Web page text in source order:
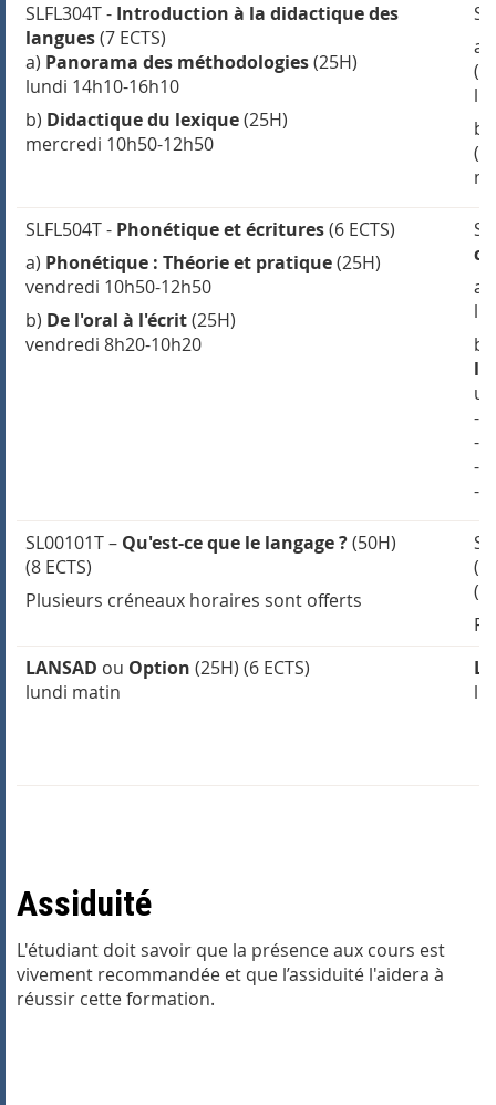
SLFL304T - Introduction à la didactique des
langues(7 ECTS)
a) Panorama des méthodologies(25H)
lundi 14h10-16h10
b) Didactique du lexique(25H)
mercredi 10h50-12h50
a)
b)
SLFL504T - Phonétique et écritures(6 ECTS)
a) Phonétique : Théorie et pratique(25H)
vendredi 10h50-12h50
b) De l'oral à l'écrit(25H)
vendredi 8h20-10h20
a)
b)
-
-
-
-
SL00101T – Qu'est-ce que le langage ?(50H)
(8 ECTS)
Plusieurs créneaux horaires sont offerts
(8
LANSAD ou Option (25H) (6 ECTS)
lundi matin
Assiduité
L'étudiant doit savoir que la présence aux cours est
vivement recommandée et que l’assiduité l'aidera à
réussir cette formation.